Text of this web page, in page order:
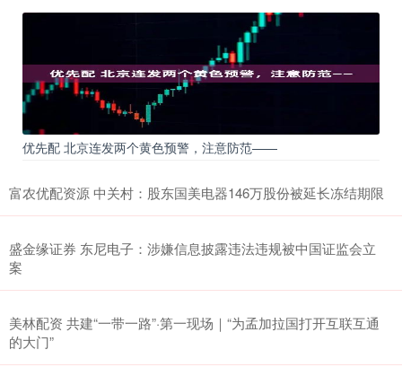
优先配 北京连发两个黄色预警，注意防范——
富农优配资源 中关村：股东国美电器146万股份被延长冻结期限
盛金缘证券 东尼电子：涉嫌信息披露违法违规被中国证监会立
案
美林配资 共建“一带一路”·第一现场｜“为孟加拉国打开互联互通
的大门”